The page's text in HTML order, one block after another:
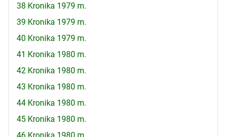
38 Kronika 1979 m.
39 Kronika 1979 m.
40 Kronika 1979 m.
41 Kronika 1980 m.
42 Kronika 1980 m.
43 Kronika 1980 m.
44 Kronika 1980 m.
45 Kronika 1980 m.